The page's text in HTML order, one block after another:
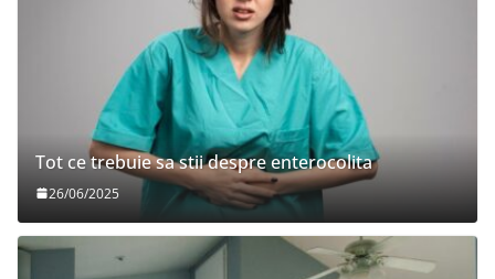
Tot ce trebuie sa stii despre enterocolita
26/06/2025